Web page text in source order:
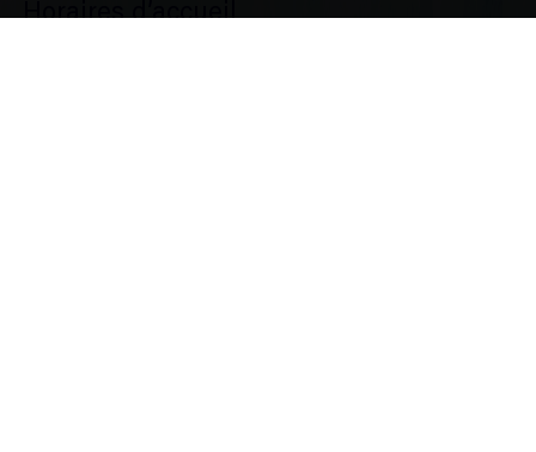
Horaires d’accueil